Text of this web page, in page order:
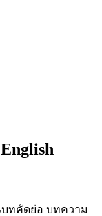
บทคัดย่อ บทความ